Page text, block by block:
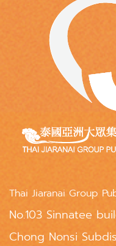
Thai Jiaranai Group
No.103 Sinnatee
Chong Nonsi